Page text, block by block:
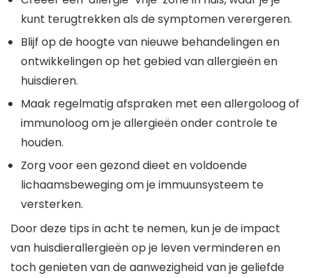
kunt terugtrekken als de symptomen verergeren.
Blijf op de hoogte van nieuwe behandelingen en
ontwikkelingen op het gebied van allergieën en
huisdieren.
Maak regelmatig afspraken met een allergoloog of
immunoloog om je allergieën onder controle te
houden.
Zorg voor een gezond dieet en voldoende
lichaamsbeweging om je immuunsysteem te
versterken.
Door deze tips in acht te nemen, kun je de impact
van huisdierallergieën op je leven verminderen en
toch genieten van de aanwezigheid van je geliefde